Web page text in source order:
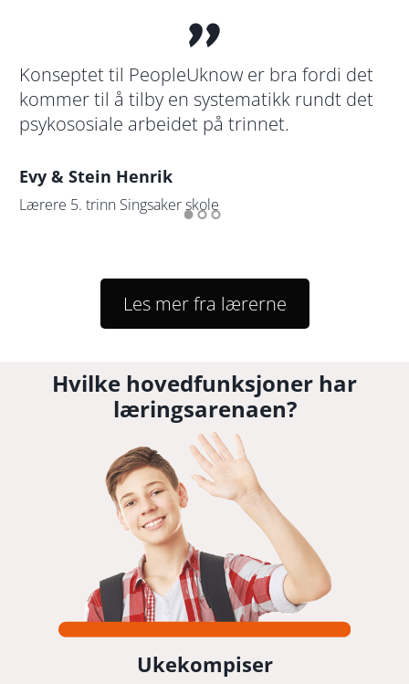
"
Konseptet til PeopleUknow er bra fordi det
kommer til å tilby en systematikk rundt det
psykososiale arbeidet på trinnet.
Evy & Stein Henrik
Lærere 5. trinn Singsaker skole
Les mer fra lærerne
Hvilke hovedfunksjoner har
læringsarenaen?
Ukekompiser